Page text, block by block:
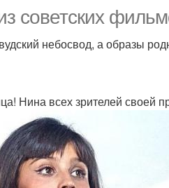
советских
небосвод, а образы
Нина всех зрителей своей